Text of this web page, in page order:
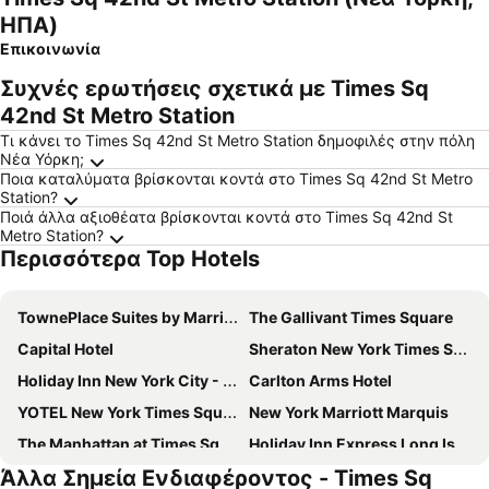
ΗΠΑ)
Επικοινωνία
Συχνές ερωτήσεις σχετικά με Times Sq
42nd St Metro Station
Τι κάνει το Times Sq 42nd St Metro Station δημοφιλές στην πόλη
Νέα Υόρκη;
Ποια καταλύματα βρίσκονται κοντά στο Times Sq 42nd St Metro
Station?
Ποιά άλλα αξιοθέατα βρίσκονται κοντά στο Times Sq 42nd St
Metro Station?
Περισσότερα Top Hotels
TownePlace Suites by Marriott New York Long Island City/Manhattan View
The Gallivant Times Square
Capital Hotel
Sheraton New York Times Square Hotel
Holiday Inn New York City - Times Square By Ihg
Carlton Arms Hotel
YOTEL New York Times Square
New York Marriott Marquis
The Manhattan at Times Square Hotel
Holiday Inn Express Long Island City E - New York By Ihg
New Yorker
Paramount Times Square - A Generator Hotel
Άλλα Σημεία Ενδιαφέροντος - Times Sq